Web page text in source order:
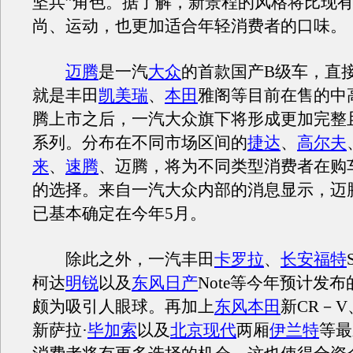
尚、运动，也更加适合年轻消费者的口味。
迈腾是一汽大众的首款国产B级车，直
就是丰田 凯美瑞、 本田雅阁等目前在售的中
腾上市之后，一汽大众旗下将形成更加完整
系列。分布在不同市场区间的捷达、 高尔夫
来、 速腾、迈腾，将为不同类型消费者在购
的选择。来自一汽大众内部的消息显示，迈
已基本确定在今年5月。
除此之外，一汽丰田卡罗拉、 长安福特
柯达明锐以及 东风日产Note等今年预计发布
颇为吸引人眼球。再加上东风本田 新CR－V
新萨拉·毕加索以及北京现代两厢伊兰特等